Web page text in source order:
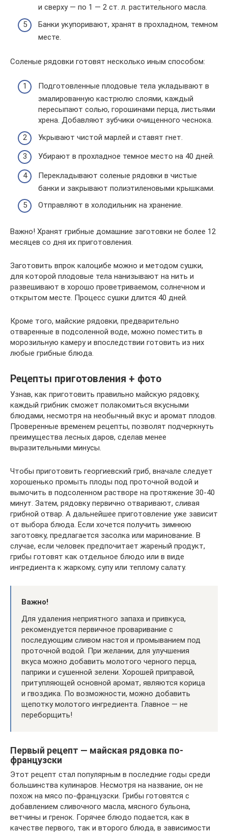
и сверху — по 1 — 2 ст. л. растительного масла.
Банки укупоривают, хранят в прохладном, темном
месте.
Соленые рядовки готовят несколько иным способом:
Подготовленные плодовые тела укладывают в
эмалированную кастрюлю слоями, каждый
пересыпают солью, горошинами перца, листьями
хрена. Добавляют зубчики очищенного чеснока.
Укрывают чистой марлей и ставят гнет.
Убирают в прохладное темное место на 40 дней.
Перекладывают соленые рядовки в чистые
банки и закрывают полиэтиленовыми крышками.
Отправляют в холодильник на хранение.
Важно! Хранят грибные домашние заготовки не более 12
месяцев со дня их приготовления.
Заготовить впрок калоцибе можно и методом сушки,
для которой плодовые тела нанизывают на нить и
развешивают в хорошо проветриваемом, солнечном и
открытом месте. Процесс сушки длится 40 дней.
Кроме того, майские рядовки, предварительно
отваренные в подсоленной воде, можно поместить в
морозильную камеру и впоследствии готовить из них
любые грибные блюда.
Рецепты приготовления + фото
Узнав, как приготовить правильно майскую рядовку,
каждый грибник сможет полакомиться вкусными
блюдами, несмотря на необычный вкус и аромат плодов.
Проверенные временем рецепты, позволят подчеркнуть
преимущества лесных даров, сделав менее
выразительными минусы.
Чтобы приготовить георгиевский гриб, вначале следует
хорошенько промыть плоды под проточной водой и
вымочить в подсоленном растворе на протяжение 30-40
минут. Затем, рядовку первично отваривают, сливая
грибной отвар. А дальнейшее приготовление уже зависит
от выбора блюда. Если хочется получить зимнюю
заготовку, предлагается засолка или маринование. В
случае, если человек предпочитает жареный продукт,
грибы готовят как отдельное блюдо или в виде
ингредиента к жаркому, супу или теплому салату.
Важно!
Для удаления неприятного запаха и привкуса,
рекомендуется первичное проваривание с
последующим сливом настоя и промыванием под
проточной водой. При желании, для улучшения
вкуса можно добавить молотого черного перца,
паприки и сушенной зелени. Хорошей приправой,
притупляющей основной аромат, являются корица
и гвоздика. По возможности, можно добавить
щепотку молотого ингредиента. Главное — не
переборщить!
Первый рецепт — майская рядовка по-
французски
Этот рецепт стал популярным в последние годы среди
большинства кулинаров. Несмотря на название, он не
похож на мясо по-французски. Грибы готовятся с
добавлением сливочного масла, мясного бульона,
ветчины и гренок. Горячее блюдо подается, как в
качестве первого, так и второго блюда, в зависимости